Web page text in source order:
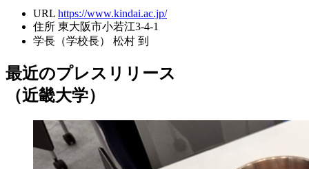
URL https://www.kindai.ac.jp/
住所 東大阪市小若江3-4-1
学長（学校長）
松村 到
最近のプレスリリース
（近畿大学）